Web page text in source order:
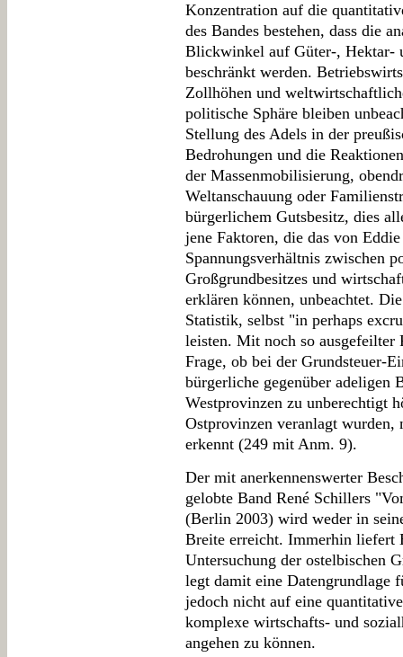
Konzentration auf die
des Bandes bestehen, dass die
Blickwinkel auf Güter-, Hektar-
beschränkt werden.
Zollhöhen und
politische Sphäre bleiben
Stellung des Adels in der
Bedrohungen und die
der Massenmobilisierung,
Weltanschauung oder
bürgerlichem Gutsbesitz, dies
jene Faktoren, die das von
Spannungsverhältnis zwischen
Großgrundbesitzes und
erklären können, unbeachtet.
Statistik, selbst "in perhaps
leisten. Mit noch so ausgefeilter
Frage, ob bei der Grundsteuer-
bürgerliche gegenüber adeligen
Westprovinzen zu unberechtigt
Ostprovinzen veranlagt
erkennt (249 mit Anm. 9).
Der mit anerkennenswerter
gelobte Band René Schillers
(Berlin 2003) wird weder in
Breite erreicht. Immerhin liefert
Untersuchung der ostelbischen
legt damit eine Datengrundlage
jedoch nicht auf eine
komplexe wirtschafts- und
angehen zu können.